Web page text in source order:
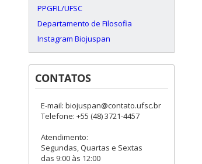
PPGFIL/UFSC
Departamento de Filosofia
Instagram Biojuspan
CONTATOS
E-mail: biojuspan@contato.ufsc.br
Telefone: +55 (48) 3721-4457
Atendimento:
Segundas, Quartas e Sextas
das 9:00 às 12:00